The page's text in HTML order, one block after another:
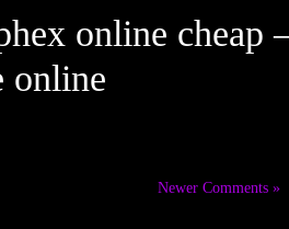
online cheap
online
Newer Comments »